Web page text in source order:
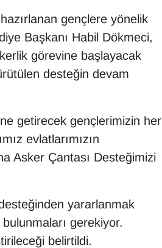
gençlere yönelik
Başkanı Habil Dökmeci,
görevine başlayacak
desteğin devam
getirecek gençlerimizin her
evlatlarımızın
Asker Çantası Desteğimizi
yararlanmak
gerekiyor.
belirtildi.